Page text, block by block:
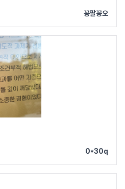
꽁팔꽁오
0*30q